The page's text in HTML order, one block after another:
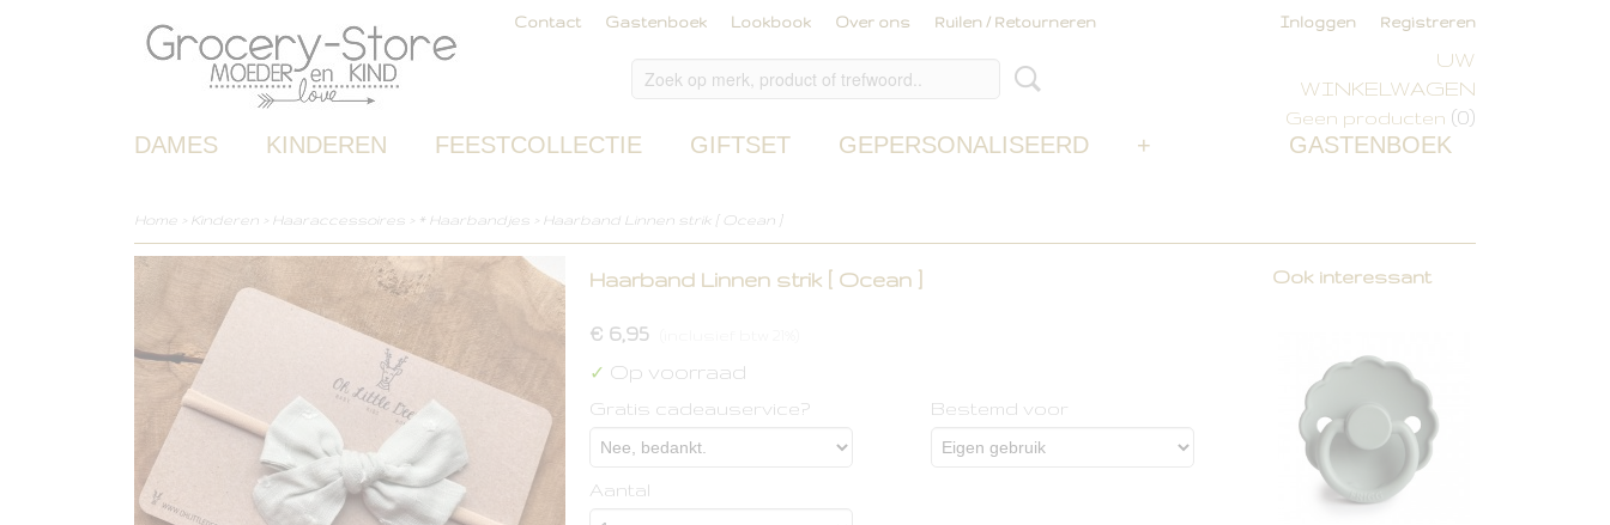
Contact Gastenboek Lookbook Over ons Ruilen / Retourneren Inloggen Registreren
UW
WINKELWAGEN
Geen producten (0)
GASTENBOEK
DAMES KINDEREN FEESTCOLLECTIE GIFTSET GEPERSONALISEERD +
Home > Kinderen > Haaraccessoires > * Haarbandjes > Haarband Linnen strik [ Ocean ]
Haarband Linnen strik [ Ocean ]
€ 6,95
✓ Op voorraad
Gratis cadeauservice? Bestemd voor
Aantal
Ook interessant